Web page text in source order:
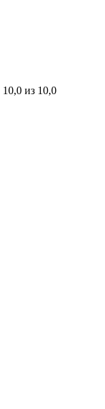
10,0 из 10,0